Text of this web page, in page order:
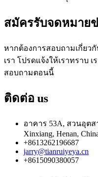
สมัครรับจดหมายข่
หากต้องการสอบถามเกี่ยว
เรา โปรดแจ้งให้เราทราบ
สอบถามตอนนี้
ติดต่อ us
อาคาร 53A, สวนอุตส
Xinxiang, Henan,
+8613262196687
jarry@tianruiyeya.cn
+8615090380057